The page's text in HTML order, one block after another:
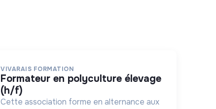
VIVARAIS FORMATION
formateur en polyculture élevage
(h/f)
Cette association forme en alternance aux